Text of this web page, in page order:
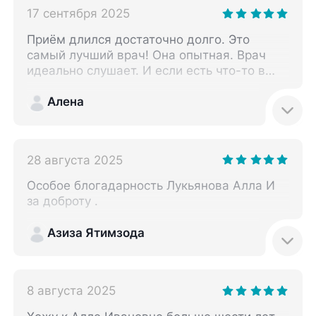
17 сентября 2025
Приём длился достаточно долго. Это
самый лучший врач! Она опытная. Врач
идеально слушает. И если есть что-то в
ней хожу и её рекомендую.
Алена
28 августа 2025
Особое блогадарность Лукьянова Алла И
за доброту .
Азиза Ятимзода
8 августа 2025